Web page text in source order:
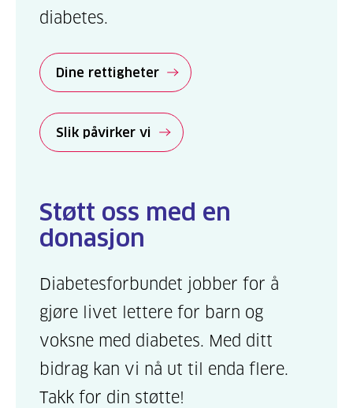
diabetes.
Dine rettigheter
Slik påvirker vi
Støtt oss med en
donasjon
Diabetesforbundet jobber for å
gjøre livet lettere for barn og
voksne med diabetes. Med ditt
bidrag kan vi nå ut til enda flere.
Takk for din støtte!